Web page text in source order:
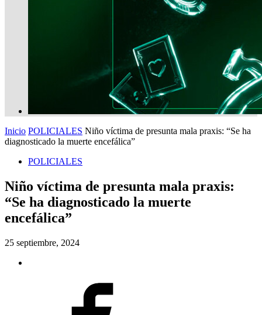
Inicio POLICIALES Niño víctima de presunta mala praxis: “Se ha
diagnosticado la muerte encefálica”
POLICIALES
Niño víctima de presunta mala praxis:
“Se ha diagnosticado la muerte
encefálica”
25 septiembre, 2024